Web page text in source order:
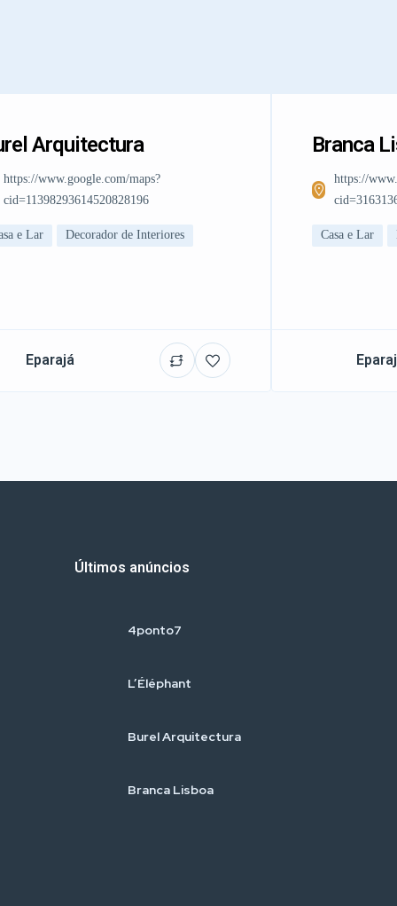
Arquitectura
https://www.google.com/maps?
cid=11398293614520828196
e Lar Decorador de Interiores
Eparajá
Branca
https://
Casa e Lar
Últimos anúncios
4ponto7
L’Éléphant
Burel Arquitectura
Branca Lisboa